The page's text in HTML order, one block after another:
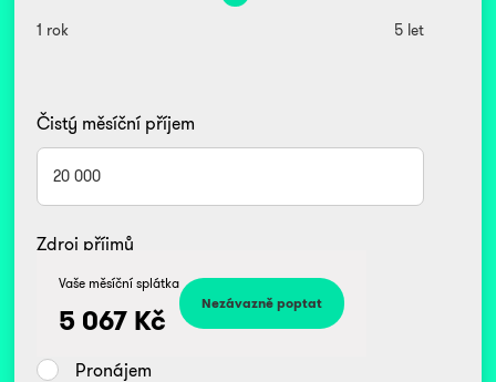
1 rok 5 let
Čistý měsíční příjem
Vaše měsíční splátka
5 067 Kč
Zdroj příjmů
Zaměstnanec
Podnikatel/OSVČ
Pronájem